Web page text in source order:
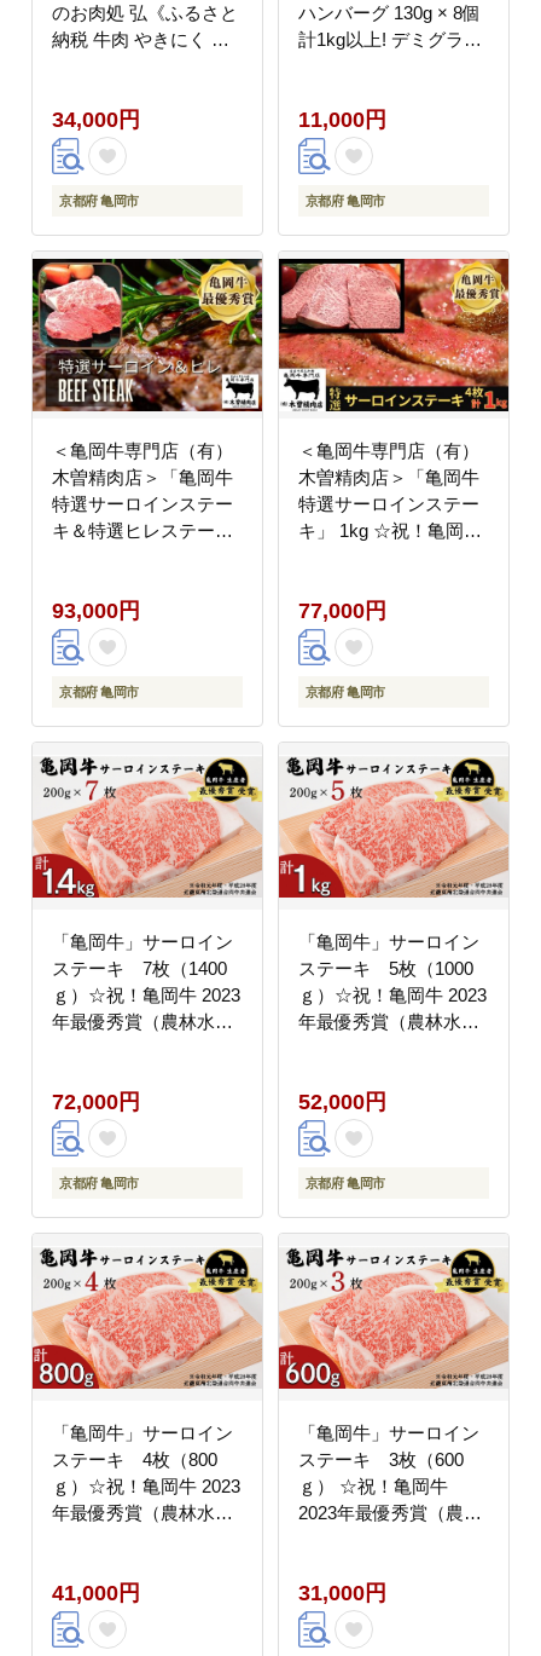
のお肉処 弘《ふるさと
納税 牛肉 やきにく 京
送不可
34,000円
京都府 亀岡市
ハンバーグ 130g × 8個
計1kg以上! デミグラス
11,000円
京都府 亀岡市
＜亀岡牛専門店（有）
木曽精肉店＞「亀岡牛
特選サーロインステー
キ＆特選ヒレステーキ
2023年最優秀賞（農林
水産大臣賞）受賞
93,000円
京都府 亀岡市
＜亀岡牛専門店（有）
木曽精肉店＞「亀岡牛
特選サーロインステー
キ」 1kg ☆祝！亀岡牛
77,000円
京都府 亀岡市
「亀岡牛」サーロイン
ステーキ 7枚（1400
ｇ）☆祝！亀岡牛 2023
年最優秀賞（農林水産
送不可
72,000円
京都府 亀岡市
「亀岡牛」サーロイン
ステーキ 5枚（1000
ｇ）☆祝！亀岡牛 2023
年最優秀賞（農林水産
送不可
52,000円
京都府 亀岡市
「亀岡牛」サーロイン
ステーキ 4枚（800
ｇ）☆祝！亀岡牛 2023
年最優秀賞（農林水産
送不可
41,000円
「亀岡牛」サーロイン
ステーキ 3枚（600
ｇ） ☆祝！亀岡牛
2023年最優秀賞（農林
配送不可
31,000円